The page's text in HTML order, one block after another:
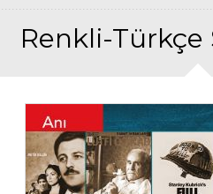
Renkli-Türkçe